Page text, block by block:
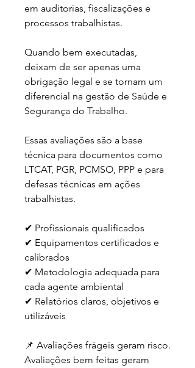
em auditorias, fiscalizações e
processos trabalhistas.
Quando bem executadas,
deixam de ser apenas uma
obrigação legal e se tornam um
diferencial na gestão de Saúde e
Segurança do Trabalho.
Essas avaliações são a base
técnica para documentos como
LTCAT, PGR, PCMSO, PPP e para
defesas técnicas em ações
trabalhistas.
✔ Profissionais qualificados
✔ Equipamentos certificados e
calibrados
✔ Metodologia adequada para
cada agente ambiental
✔ Relatórios claros, objetivos e
utilizáveis
📌 Avaliações frágeis geram risco.
Avaliações bem feitas geram